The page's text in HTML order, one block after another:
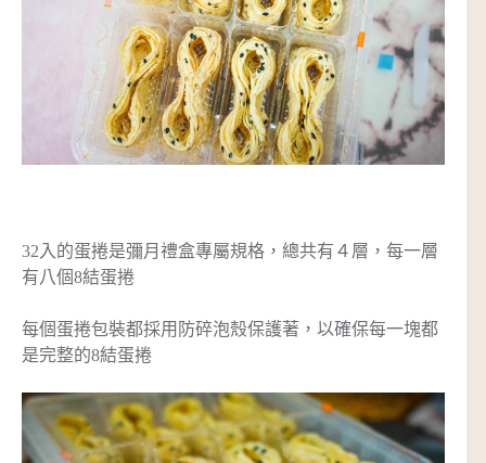
32入的蛋捲是彌月禮盒專屬規格，總共有４層，每一層
有八個8結蛋捲
每個蛋捲包裝都採用防碎泡殼保護著，以確保每一塊都
是完整的8結蛋捲